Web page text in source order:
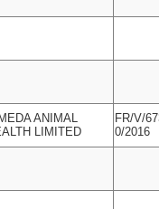
ANIMAL
LIMITED
FR/V/
0/2016